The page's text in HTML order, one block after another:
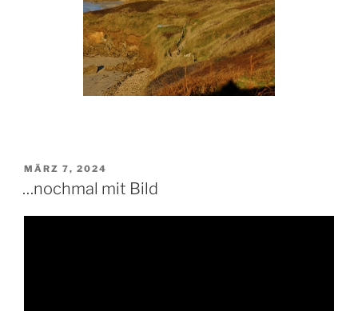
VERÖFFENTLICHT
MÄRZ 7, 2024
…nochmal mit Bild